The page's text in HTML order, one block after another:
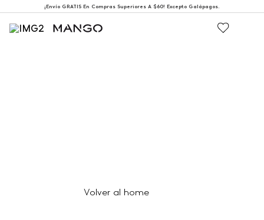
¡Envío GRATIS En Compras Superiores A $60! Excepto Galápagos.
Volver al home